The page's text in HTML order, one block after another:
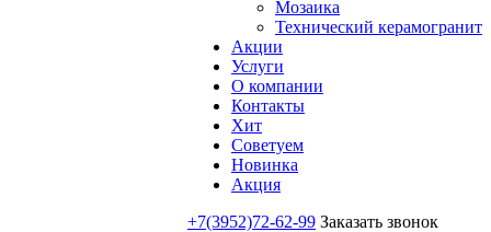
Мозаика
Технический керамогранит
Акции
Услуги
О компании
Контакты
Хит
Советуем
Новинка
Акция
+7(3952)72-62-99 Заказать звонок